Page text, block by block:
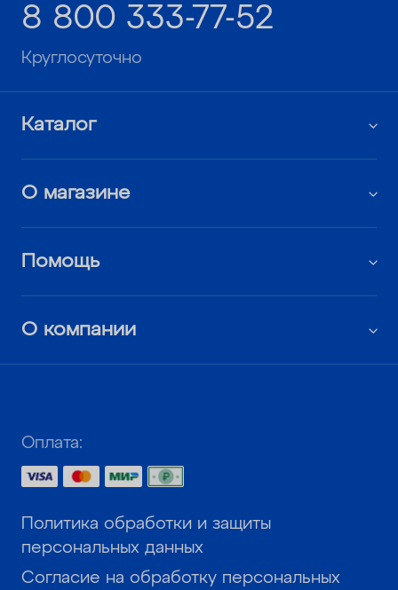
8 800 333-77-52
Круглосуточно
Каталог
О магазине
Помощь
О компании
Оплата:
Политика обработки и защиты
персональных данных
Согласие на обработку персональных